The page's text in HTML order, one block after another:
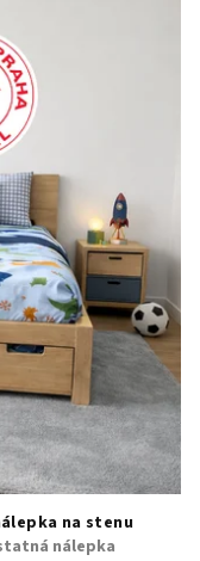
na stenu
nálepka